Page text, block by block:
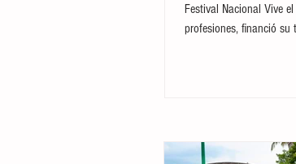
Festival Nacional Vive
profesiones, financió